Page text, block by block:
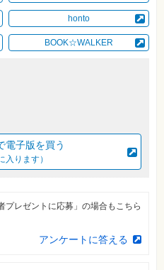
honto
BOOK☆WALKER
電子版を買う
入ります）
プレゼントに応募」の場合もこちら
アンケートに答える